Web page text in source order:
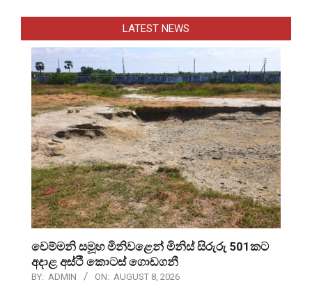
LATEST NEWS
චෙම්මනි සමූහ මිනිවළෙන් මිනිස් සිරුරු 501කට
අදාළ අස්ථි කොටස් ගොඩගනී
BY: ADMIN ON: AUGUST 8, 2026